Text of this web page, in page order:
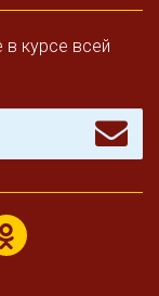
курсе всей